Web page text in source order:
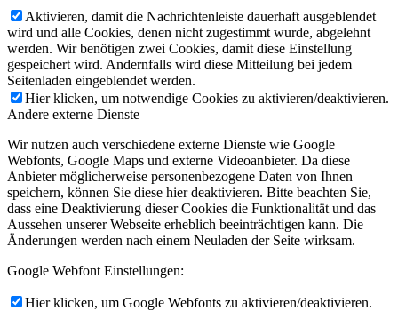
Aktivieren, damit die Nachrichtenleiste dauerhaft ausgeblendet
wird und alle Cookies, denen nicht zugestimmt wurde, abgelehnt
werden. Wir benötigen zwei Cookies, damit diese Einstellung
gespeichert wird. Andernfalls wird diese Mitteilung bei jedem
Seitenladen eingeblendet werden.
Hier klicken, um notwendige Cookies zu aktivieren/deaktivieren.
Andere externe Dienste
Wir nutzen auch verschiedene externe Dienste wie Google
Webfonts, Google Maps und externe Videoanbieter. Da diese
Anbieter möglicherweise personenbezogene Daten von Ihnen
speichern, können Sie diese hier deaktivieren. Bitte beachten Sie,
dass eine Deaktivierung dieser Cookies die Funktionalität und das
Aussehen unserer Webseite erheblich beeinträchtigen kann. Die
Änderungen werden nach einem Neuladen der Seite wirksam.
Google Webfont Einstellungen:
Hier klicken, um Google Webfonts zu aktivieren/deaktivieren.